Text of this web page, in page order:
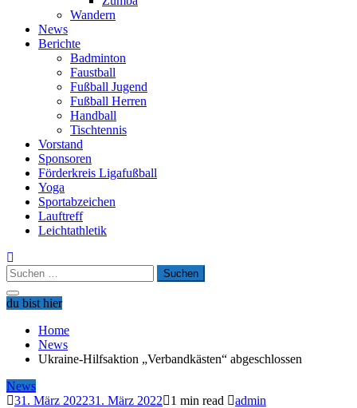
Wandern
News
Berichte
Badminton
Faustball
Fußball Jugend
Fußball Herren
Handball
Tischtennis
Vorstand
Sponsoren
Förderkreis Ligafußball
Yoga
Sportabzeichen
Lauftreff
Leichtathletik
Suchen
nach:
du bist hier
Home
News
Ukraine-Hilfsaktion „Verbandkästen“ abgeschlossen
News
31. März 202231. März 2022 1 min read
admin